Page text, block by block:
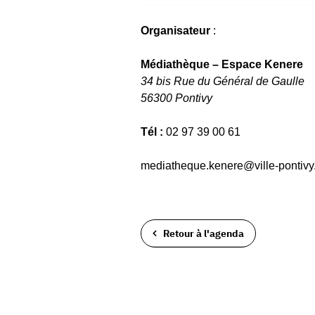
Organisateur:
Médiathèque – Espace Kenere
34 bis Rue du Général de Gaulle
56300 Pontivy
Tél : 02 97 39 00 61
mediatheque.kenere@ville-
Retour à l'agenda